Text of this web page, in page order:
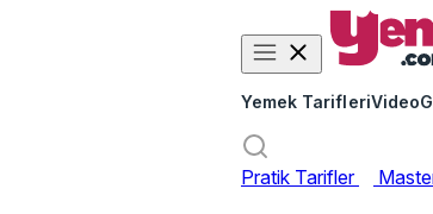
Yemek TarifleriVideo
Pratik Tarifler